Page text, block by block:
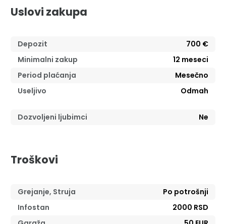
Uslovi zakupa
Depozit
700 €
Minimalni zakup
12 meseci
Period plaćanja
Mesečno
Useljivo
Odmah
Dozvoljeni ljubimci Ne
Troškovi
Grejanje, Struja
Po potrošnji
Infostan
2000 RSD